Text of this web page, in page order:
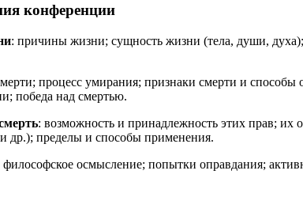
конференции
: причины жизни; сущность жизни (тела, души,
процесс умирания; признаки смерти и способы
победа над смертью.
: возможность и принадлежность этих прав;
др.); пределы и способы применения.
философское осмысление; попытки оправдания;